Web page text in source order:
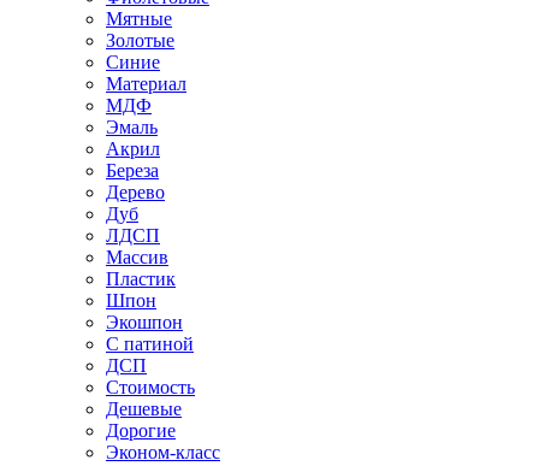
Мятные
Золотые
Синие
Материал
МДФ
Эмаль
Акрил
Береза
Дерево
Дуб
ЛДСП
Массив
Пластик
Шпон
Экошпон
С патиной
ДСП
Стоимость
Дешевые
Дорогие
Эконом-класс